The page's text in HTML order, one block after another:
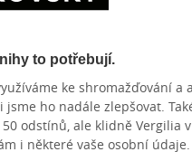
to potřebují.
ke shromažďování a
ho nadále zlepšovat.
odstínů, ale klidně Vergilia
i některé vaše osobní údaje.